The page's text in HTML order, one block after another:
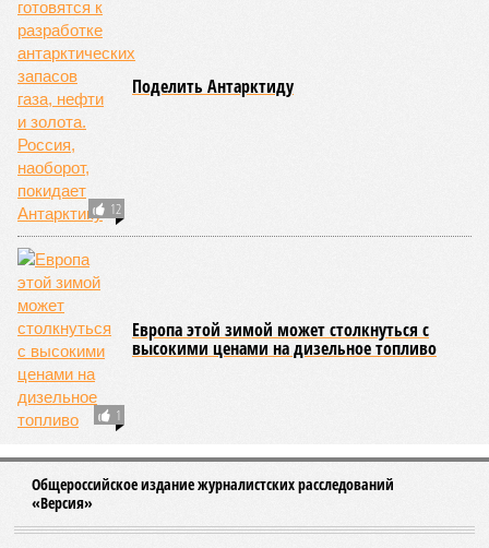
Евросоюз готовиться к выходу США из НАТО
Вячеслав Володин: Россия должна сказать
«до свидания» ПА ОБСЕ